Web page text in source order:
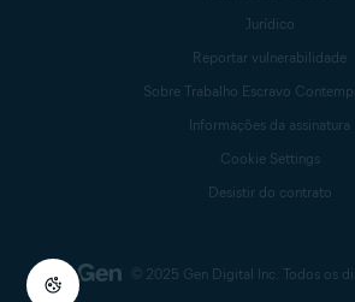
© 2025 Gen Digital Inc. Todos os
Jurídico
Reportar vulnerabilidade
Sobre Trabalho Escravo
Informações da assinatura
Cookie Settings
Desistir do contrato